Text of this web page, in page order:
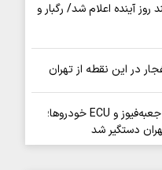
آینده اعلام شد/ رگبار و
در این نقطه از تهران
پایان جولان سارق وایرال‌شده جعبه‌فیوز و ECU خودروها؛
دستگیر شد